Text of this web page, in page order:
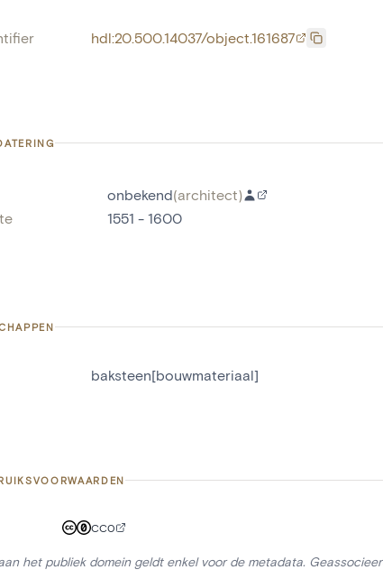
hdl:20.500.14037/object.161687
onbekend(architect)
1551 - 1600
baksteen[bouwmateriaal]
CC0
het publiek domein geldt enkel voor de metadata.